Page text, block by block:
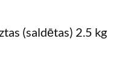
(saldētas) 2.5 kg